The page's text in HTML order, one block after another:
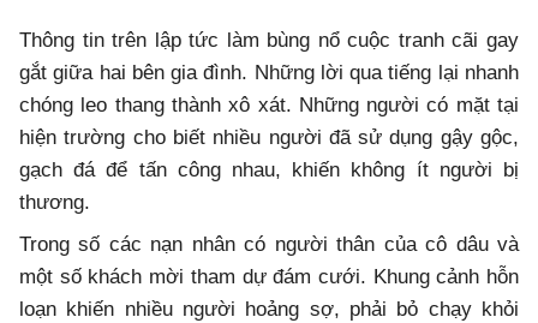
Thông tin trên lập tức làm bùng nổ cuộc tranh cãi gay
gắt giữa hai bên gia đình. Những lời qua tiếng lại nhanh
chóng leo thang thành xô xát. Những người có mặt tại
hiện trường cho biết nhiều người đã sử dụng gậy gộc,
gạch đá để tấn công nhau, khiến không ít người bị
thương.
Trong số các nạn nhân có người thân của cô dâu và
một số khách mời tham dự đám cưới. Khung cảnh hỗn
loạn khiến nhiều người hoảng sợ, phải bỏ chạy khỏi